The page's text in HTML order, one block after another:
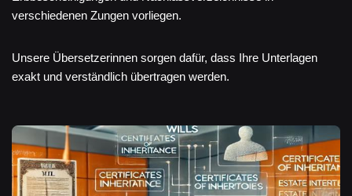
verschiedenen Zungen vorliegen.
Unsere Übersetzerinnen sorgen dafür, dass Ihre Unterlagen
exakt und verständlich übertragen werden.